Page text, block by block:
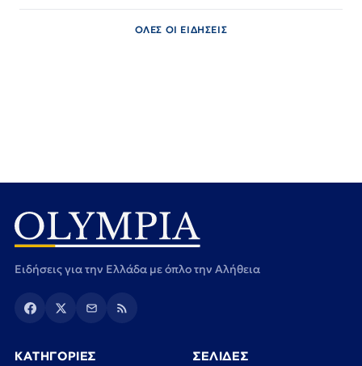
ΟΛΕΣ ΟΙ ΕΙΔΗΣΕΙΣ
Ειδήσεις για την Ελλάδα με όπλο την Αλήθεια
ΚΑΤΗΓΟΡΙΕΣ ΣΕΛΙΔΕΣ